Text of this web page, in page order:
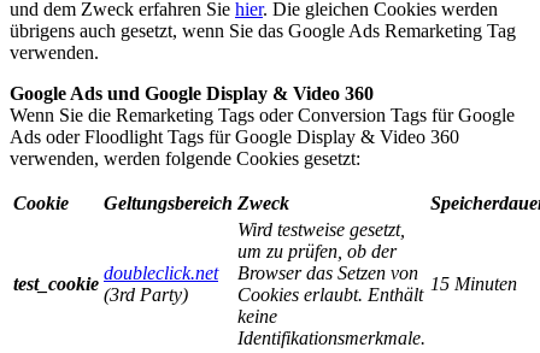
und dem Zweck erfahren Sie hier. Die gleichen Cookies werden
übrigens auch gesetzt, wenn Sie das Google Ads Remarketing Tag
verwenden.
Google Ads und Google Display & Video 360
Wenn Sie die Remarketing Tags oder Conversion Tags für Google
Ads oder Floodlight Tags für Google Display & Video 360
verwenden, werden folgende Cookies gesetzt:
Cookie Geltungsbereich Zweck
test_cookie
doubleclick.net
(3rd Party)
Wird testweise gesetzt,
um zu prüfen, ob der
Browser das Setzen von
Cookies erlaubt. Enthält
keine
Identifikationsmerkmale.
15 Minuten